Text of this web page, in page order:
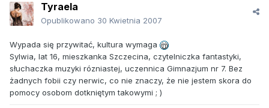
Tyraela
Opublikowano 30 Kwietnia 2007
Wypada się przywitać, kultura wymaga
Sylwia, lat 16, mieszkanka Szczecina, czytelniczka fantastyki,
słuchaczka muzyki rózniastej, uczennica Gimnazjum nr 7. Bez
żadnych fobii czy nerwic, co nie znaczy, że nie jestem skora do
pomocy osobom dotkniętym takowymi ; )